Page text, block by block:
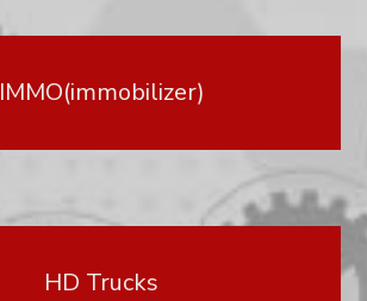
IMMO(immobilizer)
HD Trucks